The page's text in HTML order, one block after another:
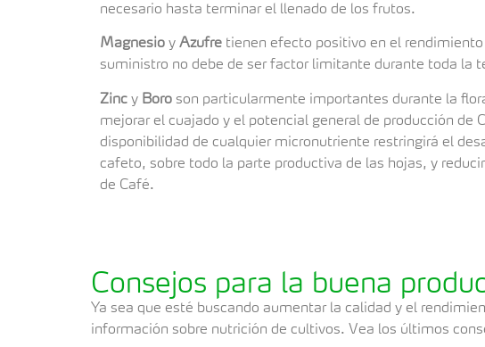
necesario hasta terminar el llenado de los frutos.
Magnesio y Azufre tienen efecto positivo en el
suministro no debe de ser factor limitante durante toda la
Zinc y Boro son particularmente importantes durante la
mejorar el cuajado y el potencial general de producción de
disponibilidad de cualquier micronutriente restringirá el
cafeto, sobre todo la parte productiva de las hojas, y
de Café.
Consejos para la buena
Ya sea que esté buscando aumentar la calidad y el
información sobre nutrición de cultivos. Vea los últimos